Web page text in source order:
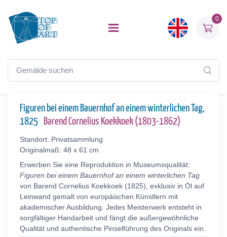
0
Figuren bei einem Bauernhof an einem winterlichen Tag,
1825
Barend Cornelius Koekkoek (1803-1862)
Standort: Privatsammlung
Originalmaß: 48 x 61 cm
Erwerben Sie eine Reproduktion in Museumsqualität:
Figuren bei einem Bauernhof an einem winterlichen Tag
von Barend Cornelius Koekkoek (1825), exklusiv in Öl auf
Leinwand gemalt von europäischen Künstlern mit
akademischer Ausbildung. Jedes Meisterwerk entsteht in
sorgfältiger Handarbeit und fängt die außergewöhnliche
Qualität und authentische Pinselführung des Originals ein.